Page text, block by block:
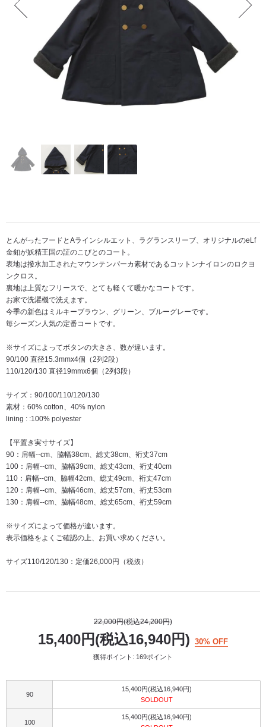
とんがったフードとAラインシルエット、ラグランスリーブ、オリジナルのeLf
金釦が妖精王国の証のこびとのコート。
表地は撥水加工されたマウンテンパーカ素材であるコットンナイロンのロクヨ
ンクロス。
裏地は上質なフリースで、とても軽くて暖かなコートです。
お家で洗濯機で洗えます。
今季の新色はミルキーブラウン、グリーン、ブルーグレーです。
毎シーズン人気の定番コートです。
※サイズによってボタンの大きさ、数が違います。
90/100 直径15.3mmx4個（2列2段）
110/120/130 直径19mmx6個（2列3段）
サイズ：90/100/110/120/130
素材：60% cotton、40% nylon
lining : :100% polyester
【平置き実寸サイズ】
90：肩幅--cm、脇幅38cm、総丈38cm、裄丈37cm
100：肩幅--cm、脇幅39cm、総丈43cm、裄丈40cm
110：肩幅--cm、脇幅42cm、総丈49cm、裄丈47cm
120：肩幅--cm、脇幅46cm、総丈57cm、裄丈53cm
130：肩幅--cm、脇幅48cm、総丈65cm、裄丈59cm
※サイズによって価格が違います。
表示価格をよくご確認の上、お買い求めください。
サイズ110/120/130：定価26,000円（税抜）
22,000円(税込24,200円)
15,400円(税込16,940円) 30% OFF
獲得ポイント: 169ポイント
90
15,400円(税込16,940円)
SOLDOUT
100
15,400円(税込16,940円)